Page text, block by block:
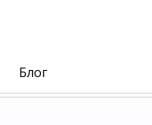
Блог